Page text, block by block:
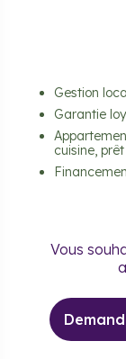
Gestion
Garantie
cuisine,
Vous